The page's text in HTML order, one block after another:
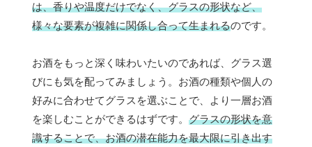
は、香りや温度だけでなく、グラスの形状など、
様々な要素が複雑に関係し合って生まれるのです。
お酒をもっと深く味わいたいのであれば、グラス選
びにも気を配ってみましょう。お酒の種類や個人の
好みに合わせてグラスを選ぶことで、より一層お酒
を楽しむことができるはずです。 グラスの形状を意
識することで、お酒の潜在能力を最大限に引き出す